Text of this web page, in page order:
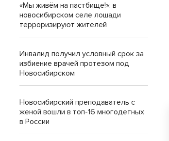
«Мы живём на пастбище!»: в
новосибирском селе лошади
терроризируют жителей
Инвалид получил условный срок за
избиение врачей протезом под
Новосибирском
Новосибирский преподаватель с
женой вошли в топ-16 многодетных
в России